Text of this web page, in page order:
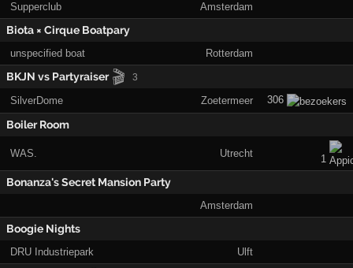
Supperclub Amsterdam
Biota × Cirque Boatpary
unspecified boat Rotterdam
BKJN vs Partyraiser 🎬 3
SilverDome Zoetermeer 306
Boiler Room
WAS. Utrecht 1
Bonanza's Secret Mansion Party
Amsterdam
Boogie Nights
DRU Industriepark Ulft